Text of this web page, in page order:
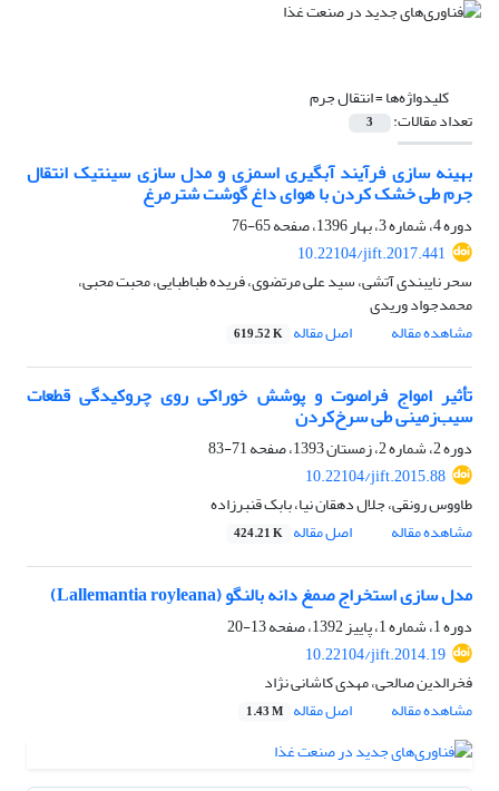
کلیدواژه‌ها =انتقال جرم
تعداد مقالات: 3
بهینه سازی فرآیند آبگیری اسمزی و مدل سازی سینتیک انتقال
جرم طی خشک ‏کردن با هوای‏ داغ گوشت شترمرغ
دوره 4، شماره 3، بهار 1396، صفحه
65-76
10.22104/jift.2017.441
سحر نایبندی آتشی، سید علی مرتضوی، فریده طباطبایی، محبت محبی،
محمدجواد وریدی
مشاهده مقاله
اصل مقاله 619.52 K
تأثیر امواج فراصوت و پوشش خوراکی روی چروکیدگی قطعات
سیب‌زمینی طی سرخ‌کردن
دوره 2، شماره 2، زمستان 1393، صفحه
71-83
10.22104/jift.2015.88
طاووس رونقی، جلال دهقان نیا، بابک قنبرزاده
مشاهده مقاله
اصل مقاله 424.21 K
مدل سازی استخراج صمغ دانه بالنگو (Lallemantia royleana)
دوره 1، شماره 1، پاییز 1392، صفحه
13-20
10.22104/jift.2014.19
فخرالدین صالحی، مهدی کاشانی نژاد
مشاهده مقاله
اصل مقاله 1.43 M